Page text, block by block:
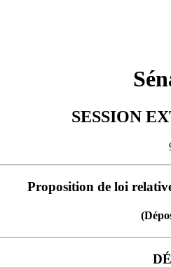
SESSION
Proposition de loi